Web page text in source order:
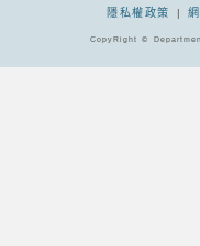
隱私權政策 |
CopyRight ©